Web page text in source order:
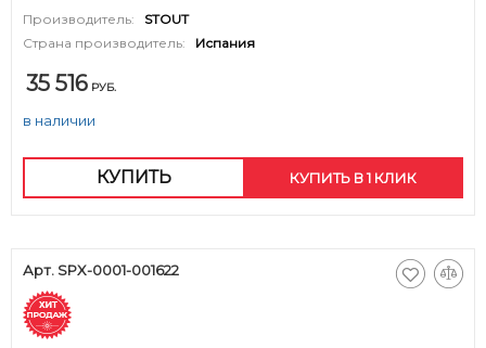
Производитель:
STOUT
Страна производитель:
Испания
35 516 РУБ.
в наличии
КУПИТЬ КУПИТЬ В 1 КЛИК
Арт. SPX-0001-001622